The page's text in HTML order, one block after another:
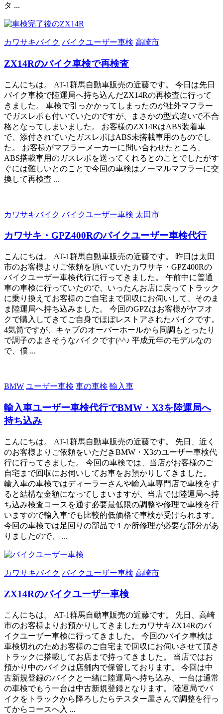
タ ...
カワサキバイク バイクユーザー車検 高崎市
ZX14Rのバイク車検で再検査
こんにちは。 AT-1群馬自動車販売の近藤です。 今日は先日
バイク車検で陸運局へ持ち込んだZX14Rの再検査に行って
きました。 車検で引っかかってしまったのが社外マフラー
でガスレポも付いていたのですが、まさかの型式違いで不合
格となってしまいました。 お客様のZX14RはABS装着車
で、添付されていたガスレポはABS未搭載車用のものでし
た。 お客様がマフラーメーカーに問い合わせたところ、
ABS搭載車用のガスレポを送ってくれるとのことでしたがす
ぐには難しいとのことで今回の車検はノーマルマフラーに交
換して再検査 ...
カワサキバイク バイクユーザー車検 太田市
カワサキ・GPZ400Rのバイクユーザー車検代行
こんにちは。 AT-1群馬自動車販売の近藤です。 昨日は太田
市のお客様よりご依頼を頂いていたカワサキ・GPZ400Rの
バイクユーザー車検代行に行ってきました。 午前中に普通
車の車検に行っていたので、いったんお店に戻ってトラック
に乗り換えてお客様のご自宅まで回収にお伺いして、そのま
ま陸運局へ持ち込みました。 今回のGPZはお客様がヤフオ
クで購入してきてご自身でほぼレストアされたバイクです。
4気筒ですが、キャブのオーバーホールから同調もとったり
で調子のよさそうなバイクです(^^♪ 平成元年のモデルなの
で、僕 ...
BMW ユーザー車検 車の車検 輸入車
輸入車ユーザー車検代行でBMW・X3を陸運局へ
持ち込み
こんにちは。 AT-1群馬自動車販売の近藤です。 先日、近く
のお客様よりご依頼をいただきBMW・X3のユーザー車検代
行に行ってきました。 今回の車検では、当店がお客様のご
自宅まで回収にお伺いしてお車をお預かりしてきました。
輸入車の車検ではディーラーさんや輸入車専門店で車検をす
ると結構な金額になってしまいますが、当店では陸運局へ持
ち込み検査コースを通す必要最低限の調整や修理で車検を行
いますので輸入車でも比較的低価格で車検が受けられます。
今回の車検では足回りの部品で１か所修理が必要な部分があ
りましたので、 ...
カワサキバイク バイクユーザー車検 高崎市
ZX14Rのバイクユーザー車検
こんにちは。 AT-1群馬自動車販売の近藤です。 先日、高崎
市のお客様よりお預かりしてきましたカワサキZX14Rのバ
イクユーザー車検に行ってきました。 今回のバイク車検は
車検切れのためお客様のご自宅まで回収にお伺いさせて頂き
トラックに搭載してお店まで持ってきました。 当店ではお
預かり中のバイクは店舗内で保管しております。 今回は中
古新規登録のバイクと一緒に陸運局へ持ち込み、一台は通常
の車検でもう一台は中古新規登録となります。 陸運局でバ
イクをトラックから降ろしたらテスター屋さんで調整を行っ
てからコースへ入 ...